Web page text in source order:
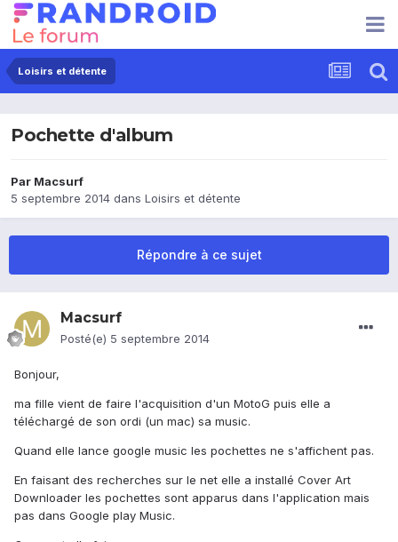
Loisirs et détente
Pochette d'album
Par Macsurf
5 septembre 2014 dans Loisirs et détente
Répondre à ce sujet
Macsurf
Posté(e) 5 septembre 2014
Bonjour,
ma fille vient de faire l'acquisition d'un MotoG puis elle a
téléchargé de son ordi (un mac) sa music.
Quand elle lance google music les pochettes ne s'affichent pas.
En faisant des recherches sur le net elle a installé Cover Art
Downloader les pochettes sont apparus dans l'application mais
pas dans Google play Music.